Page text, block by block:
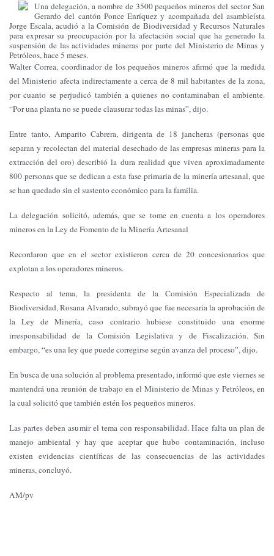
AGENDA
Una delegación, a nombre de 3500 pequeños mineros del sector San
Gerardo del cantón Ponce Enríquez y acompañada del asambleísta
Jorge Escala, acudió a la Comisión de Biodiversidad y Recursos Naturales
para expresar su preocupación por la afectación social que ha generado la
suspensión de las actividades mineras por parte del Ministerio de Minas y
Petróleos, hace 5 meses.
Walter Correa, coordinador de los pequeños mineros afirmó que la medida
del Ministerio afecta indirectamente a cerca de 8 mil habitantes de la zona,
por cuanto se perjudicó también a quienes no contaminaban el ambiente.
“Por una planta no se puede clausurar todas las minas”, dijo.
Entre tanto, Amparito Cabrera, dirigenta de 18 jancheras (personas que
separan y recolectan del material desechado de las empresas mineras para la
extracción del oro) describió la dura realidad que viven aproximadamente
800 personas que se dedican a esta fase primaria de la minería artesanal, que
se han quedado sin el sustento económico para la familia.
La delegación solicitó, además, que se tome en cuenta a los operadores
mineros en la Ley de Fomento de la Minería Artesanal
Recordaron que en el sector existieron cerca de 20 concesionarios que
explotan a los operadores mineros.
Respecto al tema, la presidenta de la Comisión Especializada de
Biodiversidad, Rosana Alvarado, subrayó que fue necesaria la aprobación de
la Ley de Minería, caso contrario hubiese constituido una enorme
irresponsabilidad de la Comisión Legislativa y de Fiscalización. Sin
embargo, “es una ley que puede corregirse según avanza del proceso”, dijo.
En busca de una solución al problema presentado, informó que este viernes se
mantendrá una reunión de trabajo en el Ministerio de Minas y Petróleos, en
la cual solicitó que también estén los pequeños mineros.
Las partes deben asumir el tema con responsabilidad. Hace falta un plan de
manejo ambiental y hay que aceptar que hubo contaminación, incluso
existen evidencias científicas de las consecuencias de las actividades
mineras, concluyó.
AM/pv